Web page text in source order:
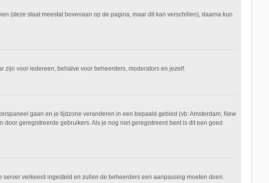
(deze staat meestal bovenaan op de pagina, maar dit kan verschillen), daarna kun
zijn voor iedereen, behalve voor beheerders, moderators en jezelf.
gaan en je tijdzone veranderen in een bepaald gebied (vb: Amsterdam, New
geregistreerde gebruikers. Als je nog niet geregistreerd bent is dit een goed
verkeerd ingesteld en zullen de beheerders een aanpassing moeten doen.